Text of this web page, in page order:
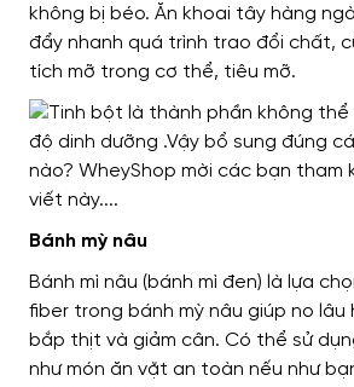
không bị béo. Ăn khoai tây hàng
đẩy nhanh quá trình trao đổi chất,
tích mỡ trong cơ thể, tiêu mỡ.
Bánh mỳ nâu
Bánh mì nâu (bánh mì đen) là lựa
fiber trong bánh mỳ nâu giúp no lâu
bắp thịt và giảm cân. Có thể sử
như món ăn vặt an toàn nếu như